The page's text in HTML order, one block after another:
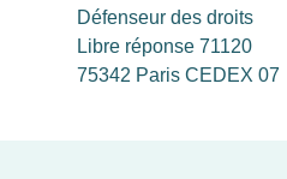
Défenseur des droits
Libre réponse 71120
75342 Paris CEDEX 07